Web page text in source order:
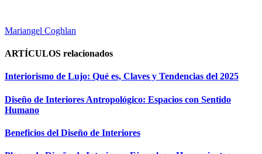
Mariangel Coghlan
ARTÍCULOS relacionados
Interiorismo de Lujo: Qué es, Claves y Tendencias del 2025
Diseño de Interiores Antropológico: Espacios con Sentido
Humano
Beneficios del Diseño de Interiores